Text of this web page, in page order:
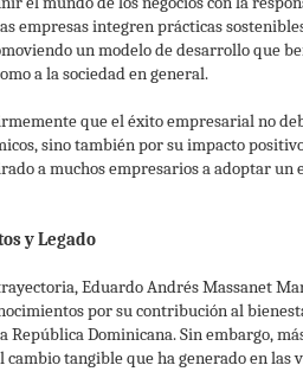
empresas integren prácticas
un modelo de desarrollo que
a la sociedad en general.
que el éxito empresarial no
sino también por su impacto
a muchos empresarios a adoptar un
y Legado
Eduardo Andrés Massanet
por su contribución al
República Dominicana. Sin embargo,
cambio tangible que ha generado en las